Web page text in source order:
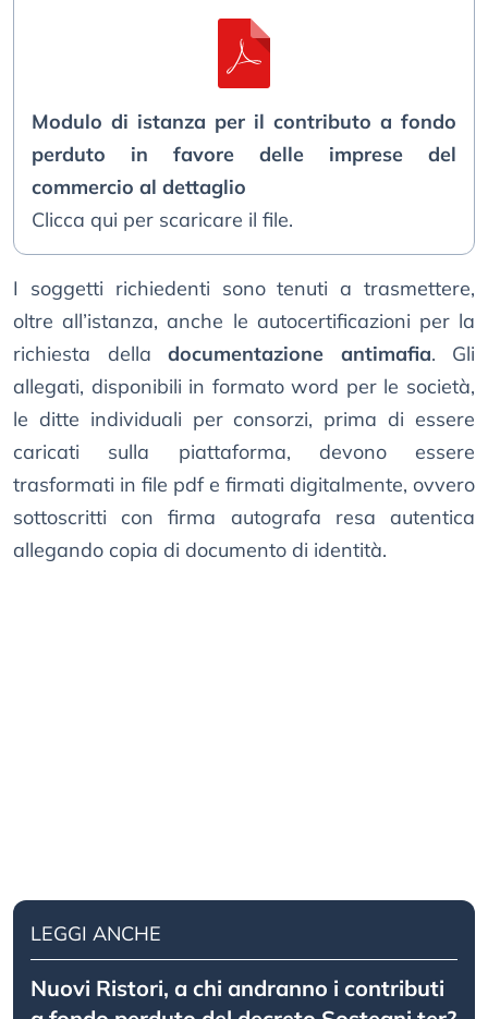
Modulo di istanza per il contributo a fondo
perduto in favore delle imprese del
commercio al dettaglio
Clicca qui per scaricare il file.
I soggetti richiedenti sono tenuti a trasmettere,
oltre all’istanza, anche le autocertificazioni per la
richiesta della documentazione antimafia. Gli
allegati, disponibili in formato word per le società,
le ditte individuali per consorzi, prima di essere
caricati sulla piattaforma, devono essere
trasformati in file pdf e firmati digitalmente, ovvero
sottoscritti con firma autografa resa autentica
allegando copia di documento di identità.
LEGGI ANCHE
Nuovi Ristori, a chi andranno i contributi